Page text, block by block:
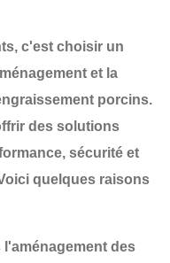
, c'est choisir un
et la
porcins.
des solutions
sécurité et
quelques raisons
des